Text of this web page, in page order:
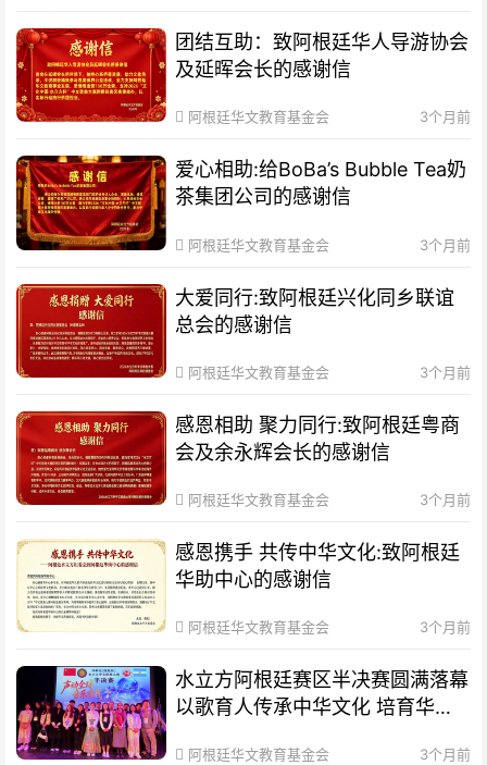
团结互助：致阿根廷华人导游协会
及延晖会长的感谢信
阿根廷华文教育基金会 3个月前
爱心相助:给BoBa’s Bubble Tea奶
茶集团公司的感谢信
阿根廷华文教育基金会 3个月前
大爱同行:致阿根廷兴化同乡联谊
总会的感谢信
阿根廷华文教育基金会 3个月前
感恩相助 聚力同行:致阿根廷粤商
会及余永辉会长的感谢信
阿根廷华文教育基金会 3个月前
感恩携手 共传中华文化:致阿根廷
华助中心的感谢信
阿根廷华文教育基金会 3个月前
水立方阿根廷赛区半决赛圆满落幕
以歌育人传承中华文化 培育华裔
阿根廷华文教育基金会 3个月前